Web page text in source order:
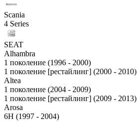
Scania
4 Series
SEAT
Alhambra
1 поколение (1996 - 2000)
1 поколение [рестайлинг] (2000 - 2010)
Altea
1 поколение (2004 - 2009)
1 поколение [рестайлинг] (2009 - 2013)
Arosa
6H (1997 - 2004)